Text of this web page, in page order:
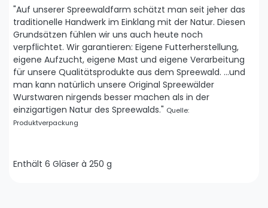
"Auf unserer Spreewaldfarm schätzt man seit jeher das
traditionelle Handwerk im Einklang mit der Natur. Diesen
Grundsätzen fühlen wir uns auch heute noch
verpflichtet. Wir garantieren: Eigene Futterherstellung,
eigene Aufzucht, eigene Mast und eigene Verarbeitung
für unsere Qualitätsprodukte aus dem Spreewald. ...und
man kann natürlich unsere Original Spreewälder
Wurstwaren nirgends besser machen als in der
einzigartigen Natur des Spreewalds." Quelle:
Produktverpackung
Enthält 6 Gläser à 250 g